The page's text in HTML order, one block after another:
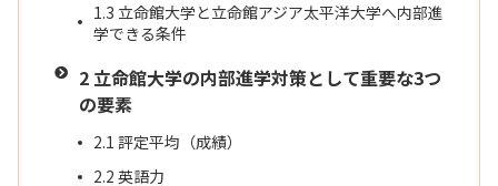
1.3 立命館大学と立命館アジア太平洋大学へ内部進
学できる条件
2 立命館大学の内部進学対策として重要な3つ
の要素
2.1 評定平均（成績）
2.2 英語力